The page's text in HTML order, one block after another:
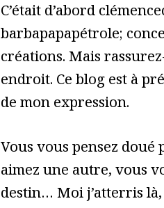
C’était d’abord
barbapapapétrole;
créations. Mais
endroit. Ce blog est à
de mon expression.
Vous vous pensez
aimez une autre, vous
destin… Moi j’atterris là,